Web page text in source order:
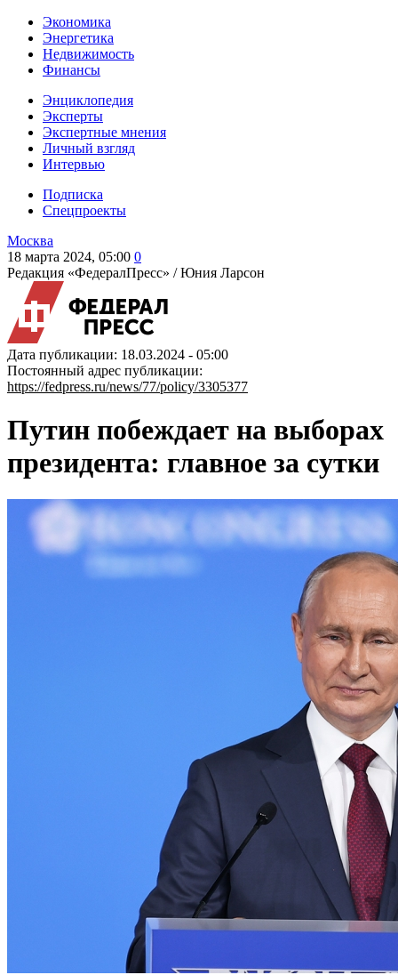
Экономика
Энергетика
Недвижимость
Финансы
Энциклопедия
Эксперты
Экспертные мнения
Личный взгляд
Интервью
Подписка
Спецпроекты
Москва
18 марта 2024, 05:00 0
Редакция «ФедералПресс» /Юния Ларсон
Дата публикации: 18.03.2024 - 05:00
Постоянный адрес публикации:
https://fedpress.ru/news/77/policy/3305377
Путин побеждает на выборах
президента: главное за сутки